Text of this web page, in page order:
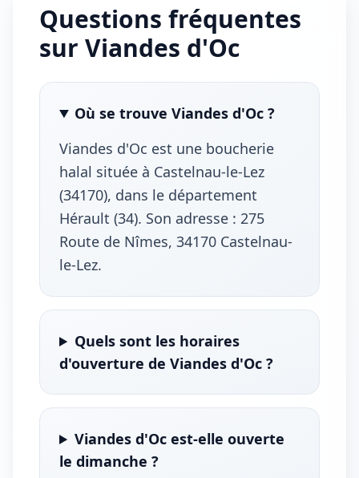
Questions fréquentes
sur Viandes d'Oc
Où se trouve Viandes d'Oc ?
Viandes d'Oc est une boucherie
halal située à Castelnau-le-Lez
(34170), dans le département
Hérault (34). Son adresse : 275
Route de Nîmes, 34170 Castelnau-
le-Lez.
Quels sont les horaires
d'ouverture de Viandes d'Oc ?
Viandes d'Oc est-elle ouverte
le dimanche ?